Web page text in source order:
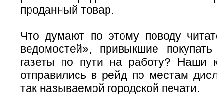
проданный товар.
Что думают по этому поводу
ведомостей», привыкшие
газеты по пути на работу? Наши
отправились в рейд по местам
так называемой городской печати.